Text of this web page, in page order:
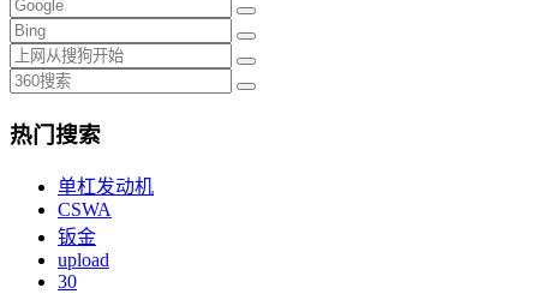
热门搜索
单杠发动机
CSWA
钣金
upload
30